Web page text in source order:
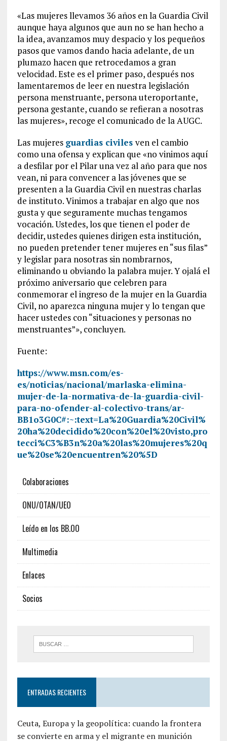
«Las mujeres llevamos 36 años en la Guardia Civil
aunque haya algunos que aun no se han hecho a
la idea, avanzamos muy despacio y los pequeños
pasos que vamos dando hacia adelante, de un
plumazo hacen que retrocedamos a gran
velocidad. Este es el primer paso, después nos
lamentaremos de leer en nuestra legislación
persona menstruante, persona uteroportante,
persona gestante, cuando se refieran a nosotras
las mujeres», recoge el comunicado de la AUGC.
Las mujeres guardias civiles ven el cambio
como una ofensa y explican que «no vinimos aquí
a desfilar por el Pilar una vez al año para que nos
vean, ni para convencer a las jóvenes que se
presenten a la Guardia Civil en nuestras charlas
de instituto. Vinimos a trabajar en algo que nos
gusta y que seguramente muchas tengamos
vocación. Ustedes, los que tienen el poder de
decidir, ustedes quienes dirigen esta institución,
no pueden pretender tener mujeres en “sus filas”
y legislar para nosotras sin nombrarnos,
eliminando u obviando la palabra mujer. Y ojalá el
próximo aniversario que celebren para
conmemorar el ingreso de la mujer en la Guardia
Civil, no aparezca ninguna mujer y lo tengan que
hacer ustedes con “situaciones y personas no
menstruantes”», concluyen.
Fuente:
https://www.msn.com/es-
es/noticias/nacional/marlaska-elimina-
mujer-de-la-normativa-de-la-guardia-civil-
para-no-ofender-al-colectivo-trans/ar-
BB1o3G0C#:~:text=La%20Guardia%20Civil%
20ha%20decidido%20con%20el%20visto,pro
tecci%C3%B3n%20a%20las%20mujeres%20q
ue%20se%20encuentren%20%5D
Colaboraciones
ONU/OTAN/UEO
Leído en los BB.OO
Multimedia
Enlaces
Socios
ENTRADAS RECIENTES
Ceuta, Europa y la geopolítica: cuando la frontera
se convierte en arma y el migrante en munición